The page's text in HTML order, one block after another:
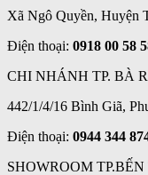
Xã Ngô Quyền, Huyện
Điện thoại: 0918 00 58
CHI NHÁNH TP. BÀ
442/1/4/16 Bình Giã,
Điện thoại: 0944 344
SHOWROOM TP.BẾN